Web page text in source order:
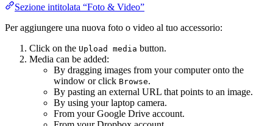
Sezione intitolata “Foto & Video”
Per aggiungere una nuova foto o video al tuo accessorio:
Click on the Upload media button.
Media can be added:
By dragging images from your computer onto the
window or click Browse.
By pasting an external URL that points to an image.
By using your laptop camera.
From your Google Drive account.